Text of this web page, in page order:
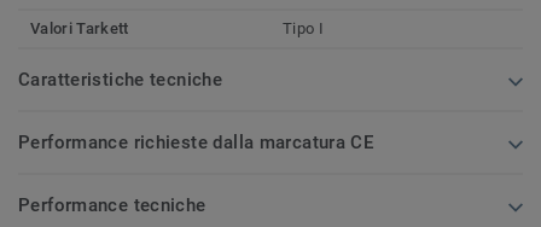
Valori Tarkett Tipo I
Caratteristiche tecniche
Performance richieste dalla marcatura CE
Performance tecniche